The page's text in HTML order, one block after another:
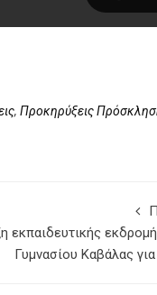
, Προκηρύξεις
εκπαιδευτικής
Γυμνασίου Καβάλας